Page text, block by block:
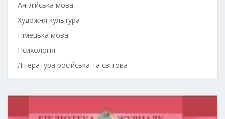
Англійська мова
Художня культура
Німецька мова
Психологія
Література російська та світова